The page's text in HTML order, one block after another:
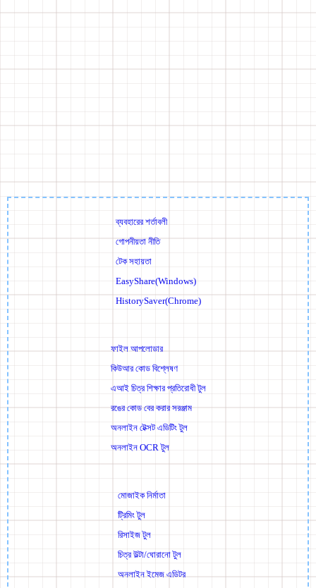
ব্যবহারের শর্তাবলী
গোপনীয়তা নীতি
টেক সহায়তা
EasyShare(Windows)
HistorySaver(Chrome)
ফাইল আপলোডার
কিউআর কোড বিশ্লেষণ
এআই চিত্র শিক্ষার প্রতিরোধী টুল
রঙের কোড বের করার সরঞ্জাম
অনলাইন টেক্সট এডিটিং টুল
অনলাইন OCR টুল
মোজাইক নির্মাতা
ট্রিমিং টুল
রিসাইজ টুল
চিত্র উল্টা/ঘোরানো টুল
অনলাইন ইমেজ এডিটর